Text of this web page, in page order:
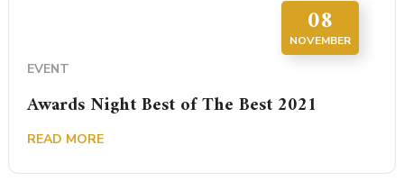
08
NOVEMBER
EVENT
Awards Night Best of The Best 2021
READ MORE